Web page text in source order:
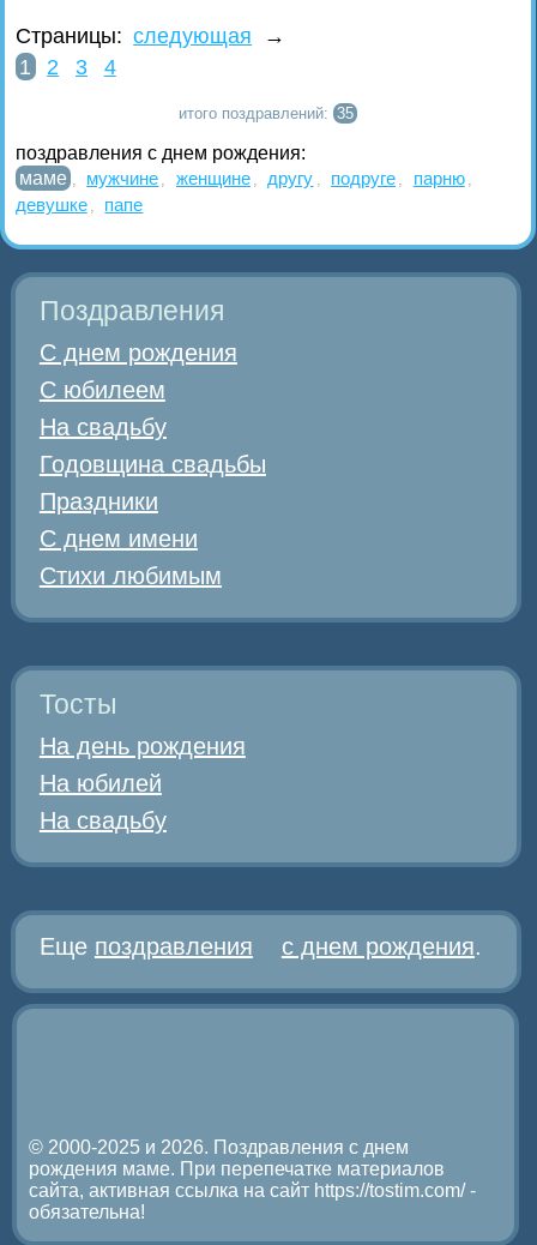
Страницы: следующая
→
1
2 3 4
итого поздравлений:35
поздравления с днем рождения:
маме , мужчине , женщине , другу , подруге , парню ,
девушке , папе
Поздравления
С днем рождения
С юбилеем
На свадьбу
Годовщина свадьбы
Праздники
С днем имени
Стихи любимым
Тосты
На день рождения
На юбилей
На свадьбу
Еще поздравления с днем рождения.
© 2000-2025 и 2026. Поздравления с днем
рождения маме. При перепечатке материалов
сайта, активная ссылка на сайт https://tostim.com/ -
обязательна!